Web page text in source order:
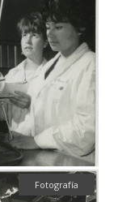
Fotografía